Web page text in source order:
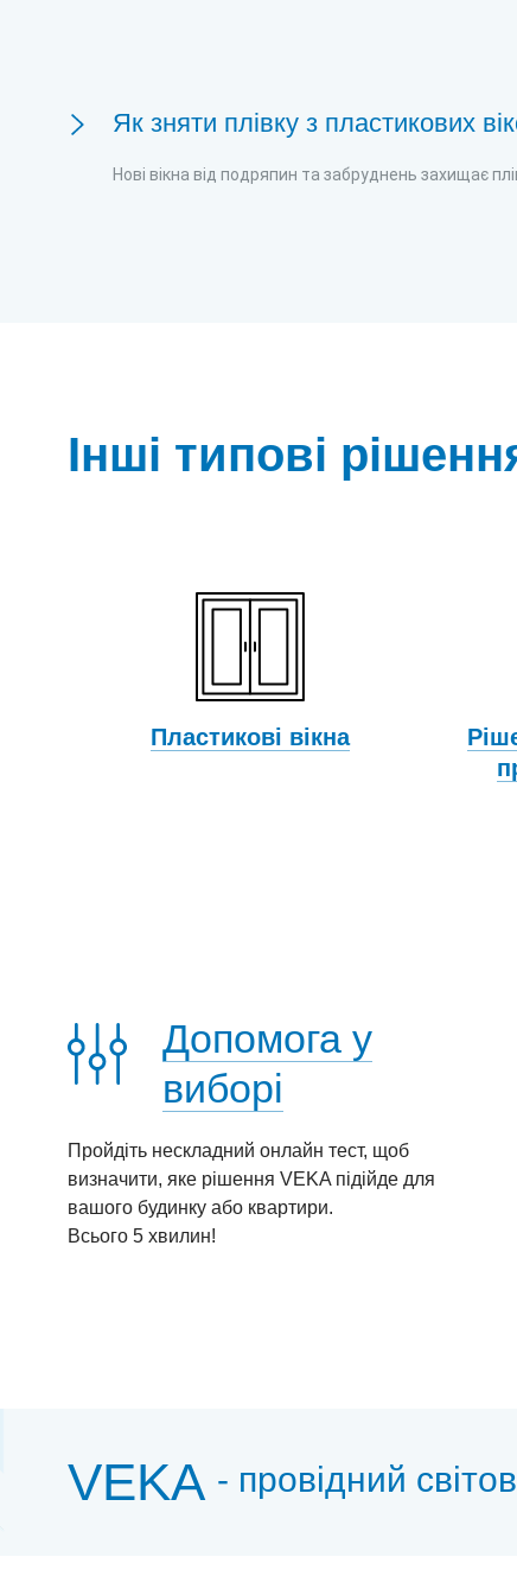
Як зняти плівку з пластикових
Нові вікна від подряпин та забруднень захищає
Інші типові
Пластикові вікна
Допомога у
виборі
Пройдіть нескладний онлайн тест, щоб
визначити, яке рішення VEKA підійде для
вашого будинку або квартири.
Всього 5 хвилин!
VEKA - провідний